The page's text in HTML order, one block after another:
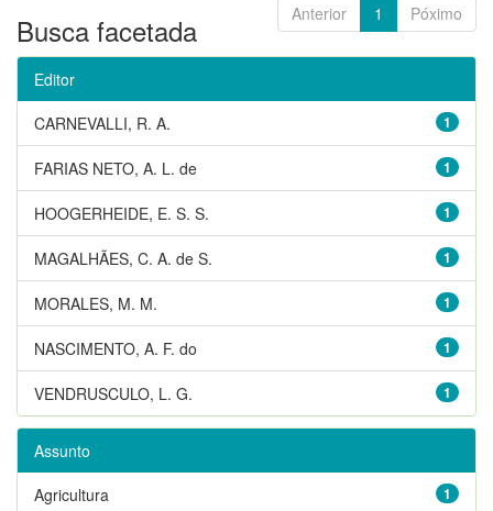
Anterior 1 Póximo
Busca facetada
Editor
1
CARNEVALLI, R. A.
1
FARIAS NETO, A. L. de
1
HOOGERHEIDE, E. S. S.
1
MAGALHÃES, C. A. de S.
1
MORALES, M. M.
1
NASCIMENTO, A. F. do
1
VENDRUSCULO, L. G.
Assunto
1
Agricultura